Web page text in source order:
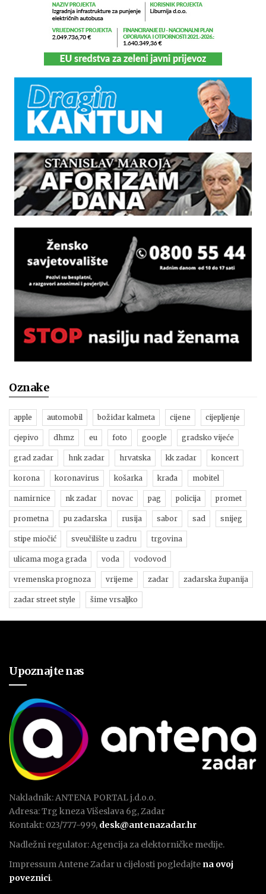
Oznake
apple automobil božidar kalmeta cijene cijepljenje
cjepivo dhmz eu foto google gradsko vijeće
grad zadar hnk zadar hrvatska kk zadar koncert
korona koronavirus košarka krađa mobitel
namirnice nk zadar novac pag policija promet
prometna pu zadarska rusija sabor sad snijeg
stipe miočić sveučilište u zadru trgovina
ulicama moga grada voda vodovod
vremenska prognoza vrijeme zadar zadarska županija
zadar street style šime vrsaljko
Upoznajte nas
Nakladnik: ANTENA PORTAL j.d.o.o.
Adresa: Trg kneza Višeslava 6g, Zadar
Kontakt: 023/777-999, desk@antenazadar.hr
Nadležni regulator: Agencija za elektorničke medije.
Impressum Antene Zadar u cijelosti pogledajte na ovoj
poveznici.